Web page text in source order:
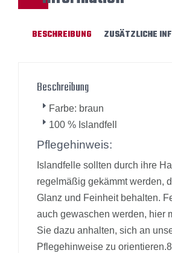
BESCHREIBUNG ZUSÄTZLICHE
Beschreibung
Farbe: braun
100 % Islandfell
Pflegehinweis:
Islandfelle sollten durch ihre
regelmäßig gekämmt werden,
Glanz und Feinheit behalten.
auch gewaschen werden, hier
Sie dazu anhalten, sich an
Pflegehinweise zu